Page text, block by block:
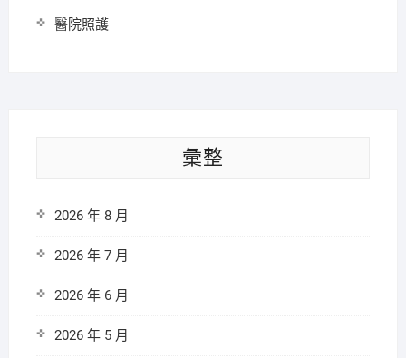
醫院照護
彙整
2026 年 8 月
2026 年 7 月
2026 年 6 月
2026 年 5 月